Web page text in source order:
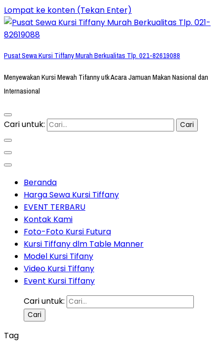
Lompat ke konten (Tekan Enter)
Pusat Sewa Kursi Tiffany Murah Berkualitas Tlp. 021-82619088
Menyewakan Kursi Mewah Tifanny utk Acara Jamuan Makan Nasional dan
Internasional
Cari untuk:
Beranda
Harga Sewa Kursi Tiffany
EVENT TERBARU
Kontak Kami
Foto-Foto Kursi Futura
Kursi Tiffany dlm Table Manner
Model Kursi Tifany
Video Kursi Tiffany
Event Kursi Tiffany
Cari untuk:
Tag